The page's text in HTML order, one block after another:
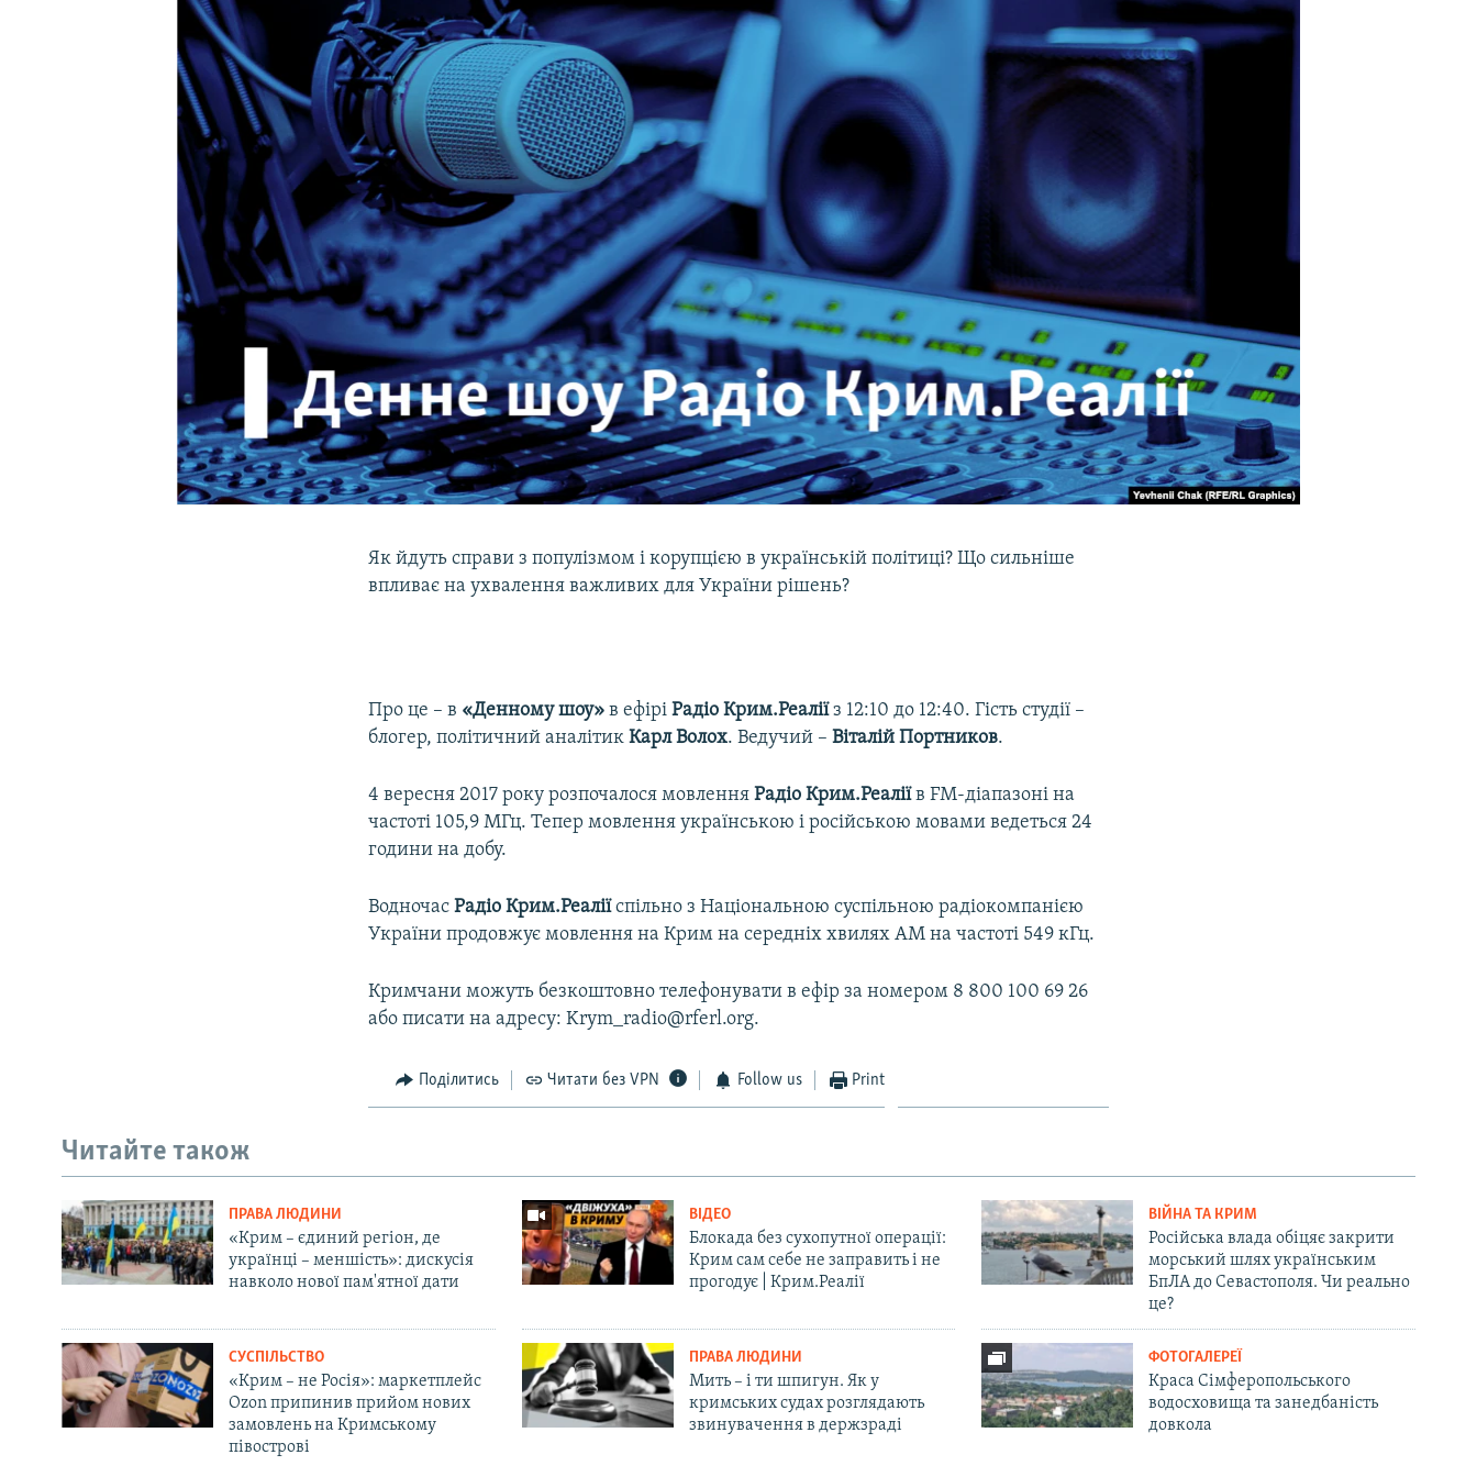
УКРАЇНСЬКА ПРОБЛЕМА КРИМУ
Як йдуть справи з популізмом і корупцією в українській політиці? Що сильніше
впливає на ухвалення важливих для України рішень?
Про це – в «Денному шоу» в ефіріРадіо Крим.Реаліїз 12:10 до 12:40. Гість студії –
блогер, політичний аналітикКарл Волох. Ведучий –Віталій Портников.
4 вересня 2017 року розпочалося мовленняРадіо Крим.Реаліїв FM-діапазоні на
частоті 105,9 МГц. Тепер мовлення українською і російською мовами ведеться 24
години на добу.
ВодночасРадіо Крим.Реаліїспільно з Національною суспільною радіокомпанією
України продовжує мовлення на Крим на середніх хвилях АМ на частоті 549 кГц.
Кримчани можуть безкоштовно телефонувати в ефір за номером 8 800 100 69 26
або писати на адресу: Krym_radio@rferl.org.
Поділитись Читати без VPN Follow us Print
Читайте також
ПРАВА ЛЮДИНИ
«Крим – єдиний регіон, де
українці – меншість»: дискусія
навколо нової пам'ятної дати
ВІДЕО
Блокада без сухопутної операції:
Крим сам себе не заправить і не
прогодує | Крим.Реалії
ВІЙНА ТА КРИМ
Російська влада обіцяє закрити
морський шлях українським
БпЛА до Севастополя. Чи реально
це?
СУСПІЛЬСТВО
«Крим – не Росія»: маркетплейс
Ozon припинив прийом нових
замовлень на Кримському
півострові
ПРАВА ЛЮДИНИ
Мить – і ти шпигун. Як у
кримських судах розглядають
звинувачення в держзраді
ФОТОГАЛЕРЕЇ
Краса Сімферопольського
водосховища та занедбаність
довкола